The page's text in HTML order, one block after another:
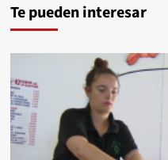
Te pueden interesar